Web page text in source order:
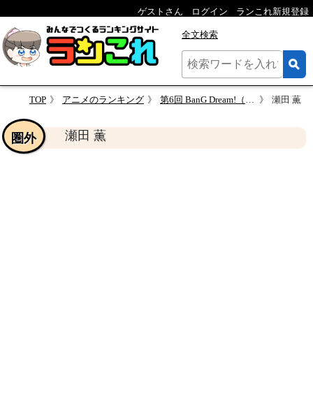
ゲストさん ログイン ランこれ新規登録
全文検索
TOP アニメのランキング 第6回 BanG Dream!（バンドリ！）人気キャラクター投票 瀬田 薫
瀬田 薫
圏外